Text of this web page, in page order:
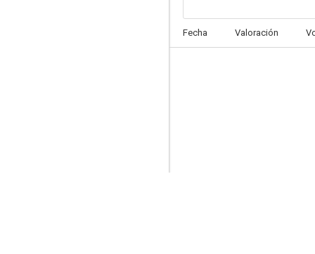
Fecha Valoración